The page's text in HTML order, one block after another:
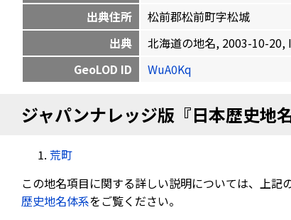
出典住所
松前郡松前町字松城
出典
北海道の地名, 2003-10-20,
GeoLOD ID
WuA0Kq
ジャパンナレッジ版『日本歴史地
荒町
この地名項目に関する詳しい説明については、上
歴史地名体系をご覧ください。